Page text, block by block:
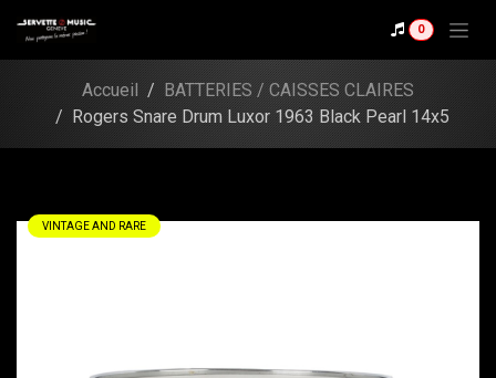
0
Luxor 1963 Black Pearl
14x5
Accueil
BATTERIES / CAISSES CLAIRES
Rogers Snare Drum Luxor 1963 Black Pearl 14x5
VINTAGE AND RARE